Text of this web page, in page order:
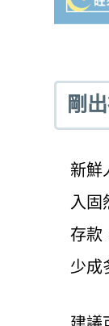
剛
新鮮
入固
存款
少成